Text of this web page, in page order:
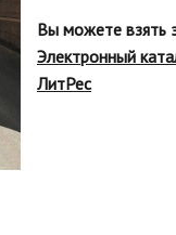
Вы можете взять
Электронный
ЛитРес